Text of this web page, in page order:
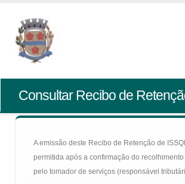
Consultar Recibo de
A emissão deste Recibo de Retenção de
permitida após a confirmação do
pelo tomador de serviços (responsável